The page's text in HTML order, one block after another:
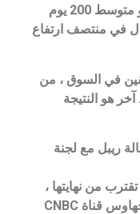
30 يومًا (باللون الأحمر) في الارتفاع نحو متوسط 200 يوم
في منتصف ارتفاع
في السوق ، من
هو النتيجة
ريبل مع لجنة
من نهايتها ،
حيث أخبر الرئيس التنفيذي براد جارلينجهاوس قناة CNBC